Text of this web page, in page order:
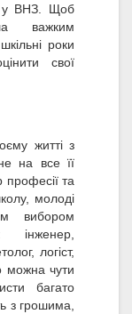
у ВНЗ. Щоб
важким
роки
свої
житті з
на все її
та
молоді
вибором
інженер,
логіст,
можна чути
багато
з грошима,